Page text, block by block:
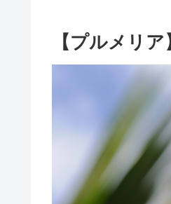
【プルメリ